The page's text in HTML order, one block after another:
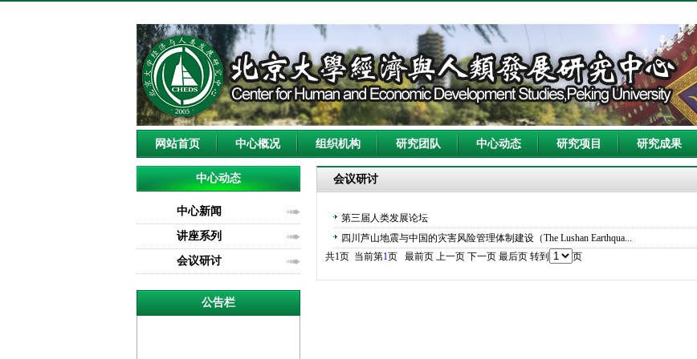
网站首页 中心概况 组织机构 研究团队 中心动态 研究项目 研究成果
中心动态
中心新闻
讲座系列
会议研讨
公告栏
会议研讨
第三届人类发展论坛
四川芦山地震与中国的灾害风险管理体制建设（The Lushan Earthqua...
共1页 当前第1页 最前页 上一页 下一页 最后页 转到 页